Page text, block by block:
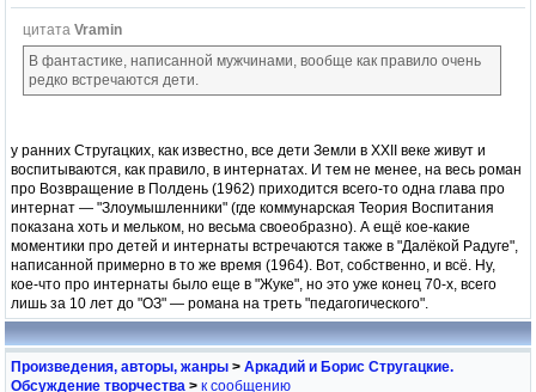
цитата Vramin
В фантастике, написанной мужчинами, вообще как правило очень
редко встречаются дети.
у ранних Стругацких, как известно, все дети Земли в XXII веке живут и
воспитываются, как правило, в интернатах. И тем не менее, на весь роман
про Возвращение в Полдень (1962) приходится всего-то одна глава про
интернат — "Злоумышленники" (где коммунарская Теория Воспитания
показана хоть и мельком, но весьма своеобразно). А ещё кое-какие
моментики про детей и интернаты встречаются также в "Далёкой Радуге",
написанной примерно в то же время (1964). Вот, собственно, и всё. Ну,
кое-что про интернаты было еще в "Жуке", но это уже конец 70-х, всего
лишь за 10 лет до "ОЗ" — романа на треть "педагогического".
Произведения, авторы, жанры > Аркадий и Борис Стругацкие.
Обсуждение творчества > к сообщению